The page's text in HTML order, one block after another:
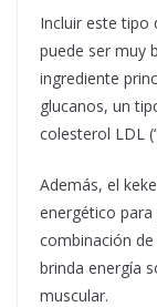
Incluir este tipo
puede ser muy
ingrediente
glucanos, un
colesterol LDL
Además, el
energético
combinación
brinda energía
muscular.